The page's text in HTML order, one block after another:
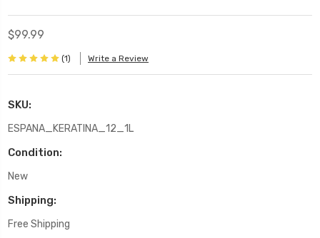
$99.99
(1) Write a Review
SKU:
ESPANA_KERATINA_12_1L
Condition:
New
Shipping:
Free Shipping